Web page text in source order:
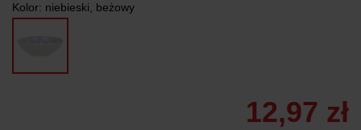
Kolor: niebieski, beżowy
12,97 zł